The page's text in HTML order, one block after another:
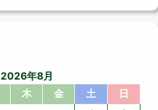
2026年8月
木 金 土
日